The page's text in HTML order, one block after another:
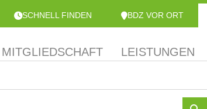
SCHNELL FINDEN BDZ VOR ORT
MITGLIEDSCHAFT LEISTUNGEN